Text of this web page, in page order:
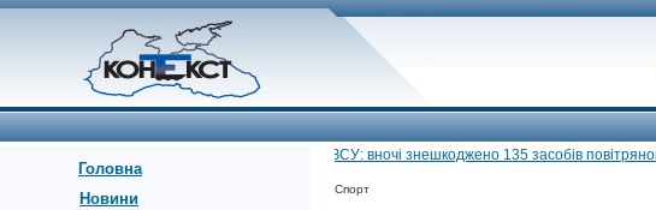
Головна
Новини
Повітряні сили ЗСУ: вночі знешкоджено 135 засобів
Спорт